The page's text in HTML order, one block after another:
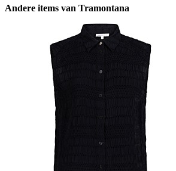
Andere items van Tramontana